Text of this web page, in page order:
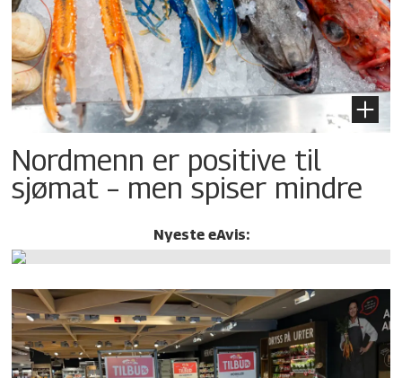
Nordmenn er positive til
sjømat – men spiser mindre
Nyeste eAvis: